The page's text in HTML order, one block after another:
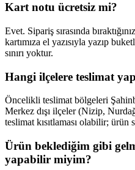
Kart notu ücretsiz mi?
Evet. Sipariş sırasında
kartımıza el yazısıyla yazıp
sınırı yoktur.
Hangi ilçelere teslimat
Öncelikli teslimat bölgeleri
Merkez dışı ilçeler (Nizip,
teslimat kısıtlaması olabilir; ürün
Ürün beklediğim gibi
yapabilir miyim?